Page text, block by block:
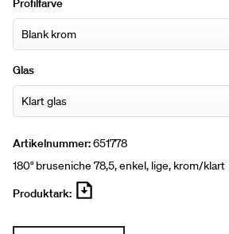
Profilfarve
Glas
Artikelnummer:651778
180° bruseniche 78,5, enkel, lige, krom/klart
Produktark: